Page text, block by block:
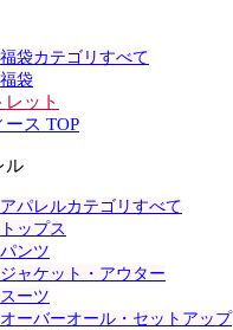
福袋カテゴリすべて
福袋
レット
ース TOP
ル
アパレルカテゴリすべて
トップス
パンツ
ジャケット・アウター
スーツ
オーバーオール・セットアップ